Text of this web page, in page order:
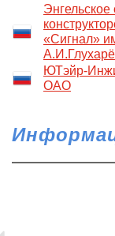
«Сигнал»
ЮТэйр-
ОАО